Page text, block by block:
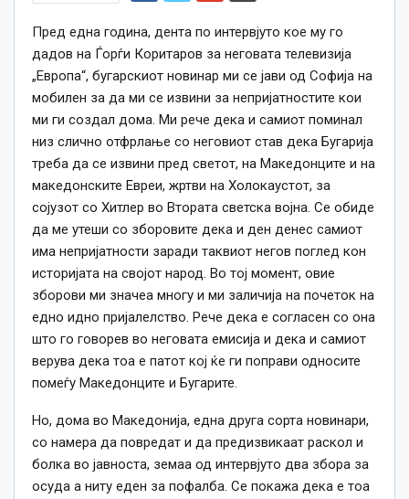
Пред една година, дента по интервјуто кое му го
дадов на Ѓорѓи Коритаров за неговата телевизија
„Европа“, бугарскиот новинар ми се јави од Софија на
мобилен за да ми се извини за непријатностите кои
ми ги создал дома. Ми рече дека и самиот поминал
низ слично отфрлање со неговиот став дека Бугарија
треба да се извини пред светот, на Македонците и на
македонските Евреи, жртви на Холокаустот, за
сојузот со Хитлер во Втората светска војна. Се обиде
да ме утеши со зборовите дека и ден денес самиот
има непријатности заради таквиот негов поглед кон
историјата на својот народ. Во тој момент, овие
зборови ми значеа многу и ми заличија на почеток на
едно идно пријалелство. Рече дека е согласен со она
што го говорев во неговата емисија и дека и самиот
верува дека тоа е патот кој ќе ги поправи односите
помеѓу Македонците и Бугарите.
Но, дома во Македонија, една друга сорта новинари,
со намера да повредат и да предизвикаат раскол и
болка во јавноста, земаа од интервјуто два збора за
осуда а ниту еден за пофалба. Се покажа дека е тоа